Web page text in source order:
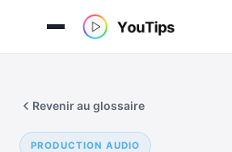
contenu
PRODUCTION AUDIO
Revenir au glossaire